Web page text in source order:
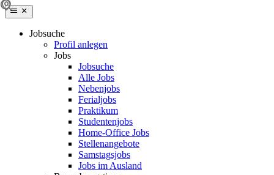
Jobsuche
Profil anlegen
Jobs
Jobsuche
Alle Jobs
Nebenjobs
Ferialjobs
Praktikum
Studentenjobs
Home-Office Jobs
Stellenangebote
Samstagsjobs
Jobs im Ausland